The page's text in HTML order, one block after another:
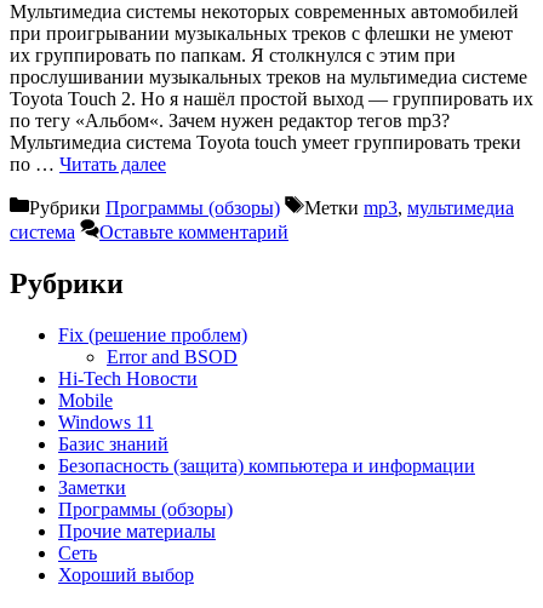
Мультимедиа системы некоторых современных автомобилей
при проигрывании музыкальных треков с флешки не умеют
их группировать по папкам. Я столкнулся с этим при
прослушивании музыкальных треков на мультимедиа системе
Toyota Touch 2. Но я нашёл простой выход — группировать их
по тегу «Альбом«. Зачем нужен редактор тегов mp3?
Мультимедиа система Toyota touch умеет группировать треки
по … Читать далее
Рубрики Программы (обзоры) Метки mp3, мультимедиа
система
Оставьте комментарий
Рубрики
Fix (решение проблем)
Error and BSOD
Hi-Tech Новости
Mobile
Windows 11
Базис знаний
Безопасность (защита) компьютера и информации
Заметки
Программы (обзоры)
Прочие материалы
Сеть
Хороший выбор